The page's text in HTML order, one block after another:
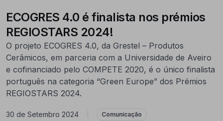
ECOGRES 4.0 é finalista nos prémios
REGIOSTARS 2024!
O projeto ECOGRES 4.0, da Grestel – Produtos
Cerâmicos, em parceria com a Universidade de Aveiro
e cofinanciado pelo COMPETE 2020, é o único finalista
português na categoria “Green Europe” dos Prémios
REGIOSTARS 2024.
30 de Setembro 2024 Comunicação